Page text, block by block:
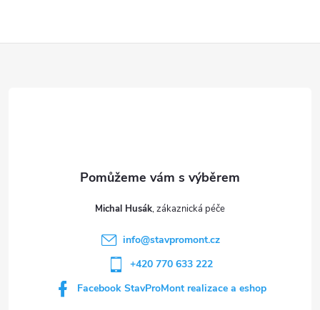
Michal Husák
info@stavpromont.cz
+420 770 633 222
Facebook StavProMont realizace a eshop